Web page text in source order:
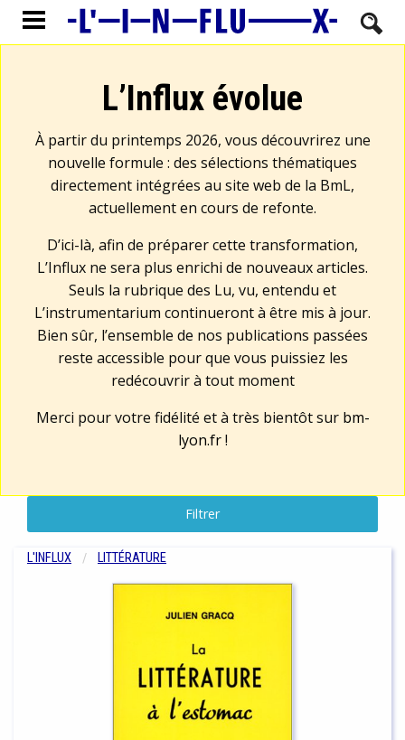
L’Influx évolue
À partir du printemps 2026, vous découvrirez une
nouvelle formule : des sélections thématiques
directement intégrées au site web de la BmL,
actuellement en cours de refonte.
D’ici-là, afin de préparer cette transformation,
L’Influx ne sera plus enrichi de nouveaux articles.
Seuls la rubrique des Lu, vu, entendu et
L’instrumentarium continueront à être mis à jour.
Bien sûr, l’ensemble de nos publications passées
reste accessible pour que vous puissiez les
redécouvrir à tout moment
Merci pour votre fidélité et à très bientôt sur bm-
lyon.fr!
Filtrer
L'INFLUX LITTÉRATURE